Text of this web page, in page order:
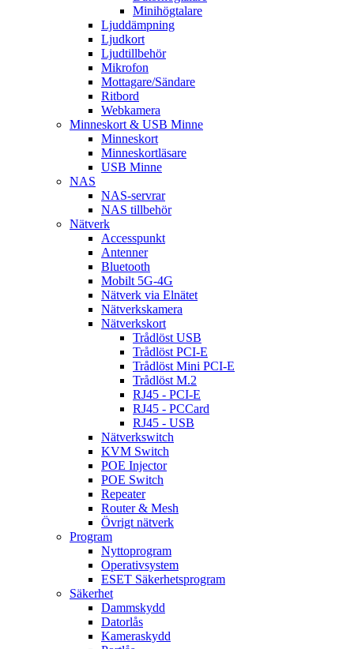
Minihögtalare
Ljuddämpning
Ljudkort
Ljudtillbehör
Mikrofon
Mottagare/Sändare
Ritbord
Webkamera
Minneskort & USB Minne
Minneskort
Minneskortläsare
USB Minne
NAS
NAS-servrar
NAS tillbehör
Nätverk
Accesspunkt
Antenner
Bluetooth
Mobilt 5G-4G
Nätverk via Elnätet
Nätverkskamera
Nätverkskort
Trådlöst USB
Trådlöst PCI-E
Trådlöst Mini PCI-E
Trådlöst M.2
RJ45 - PCI-E
RJ45 - PCCard
RJ45 - USB
Nätverkswitch
KVM Switch
POE Injector
POE Switch
Repeater
Router & Mesh
Övrigt nätverk
Program
Nyttoprogram
Operativsystem
ESET Säkerhetsprogram
Säkerhet
Dammskydd
Datorlås
Kameraskydd